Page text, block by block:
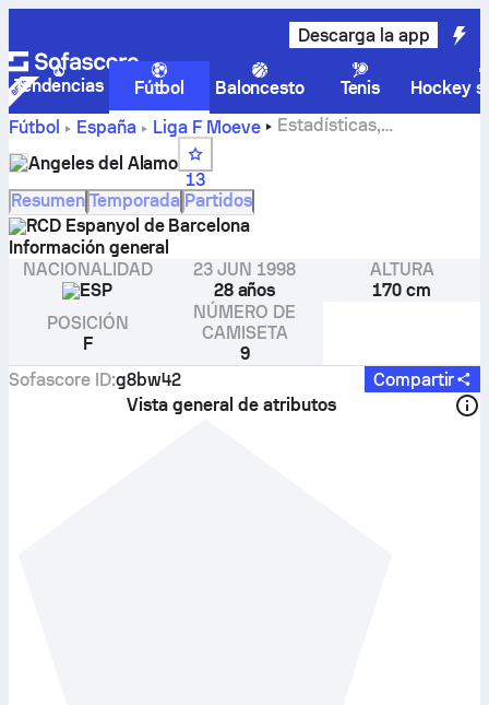
Descarga la app
Tendencias Fútbol Baloncesto Tenis
Hockey
Fútbol
España Liga F Moeve
Estadísticas,
clasificación y goles de Angeles del Alamo
Angeles del Alamo
13
Resumen Temporada Partidos
RCD Espanyol de Barcelona
Información general
NACIONALIDAD
ESP
23 JUN 1998
28 años
ALTURA
170 cm
POSICIÓN
F
NÚMERO DE
CAMISETA
9
Sofascore ID:g8bw42
Compartir
Vista general de atributos